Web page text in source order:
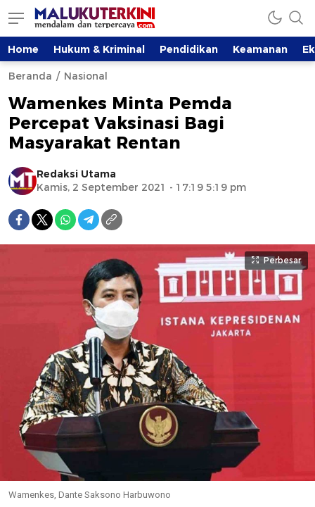
Home Hukum & Kriminal Pendidikan Keamanan
Beranda Nasional
Wamenkes Minta Pemda
Percepat Vaksinasi Bagi
Masyarakat Rentan
Redaksi Utama
Kamis, 2 September 2021 - 17:19 5:19 pm
Perbesar
Wamenkes, Dante Saksono Harbuwono